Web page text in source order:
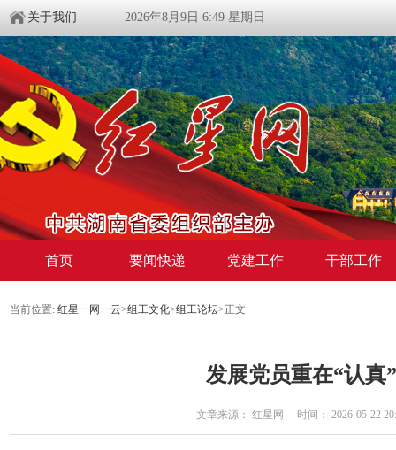
关于我们 2026年8月9日 6:49 星期日
首页 要闻快递 党建工作 干部工作
当前位置: 红星一网一云>组工文化>组工论坛>正文
​发展党员重在“认真”
文章来源： 红星网 时间： 2026-05-22